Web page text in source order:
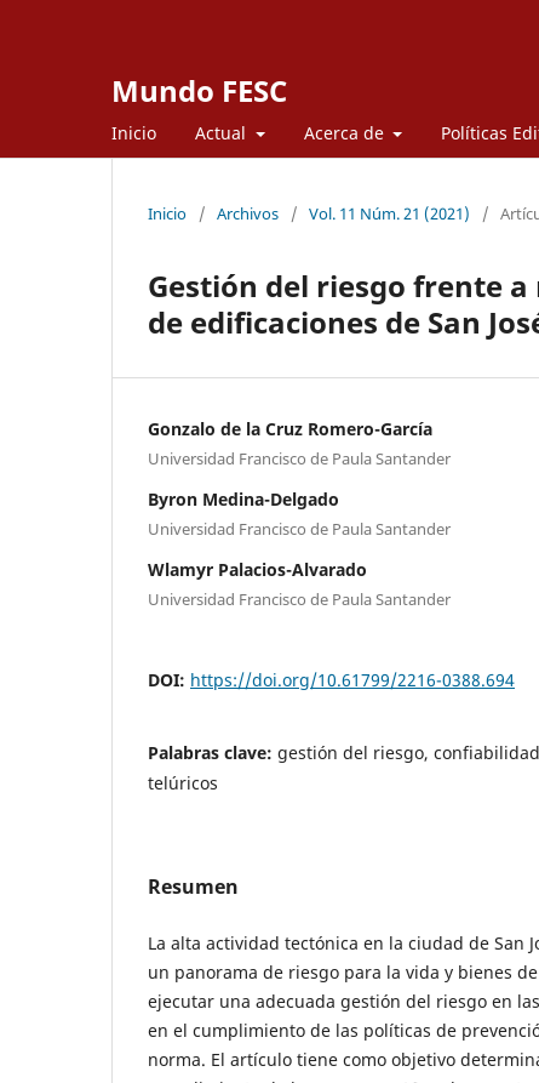
Mundo FESC
Inicio Actual Acerca de Políticas
Inicio / Archivos / Vol. 11 Núm. 21 (2021) /
Gestión del riesgo frente
de edificaciones de San
Gonzalo de la Cruz Romero-García
Universidad Francisco de Paula Santander
Byron Medina-Delgado
Universidad Francisco de Paula Santander
Wlamyr Palacios-Alvarado
Universidad Francisco de Paula Santander
DOI: https://doi.org/10.61799/2216-0388.694
Palabras clave: gestión del riesgo,
telúricos
Resumen
La alta actividad tectónica en la ciudad de San
un panorama de riesgo para la vida y bienes
ejecutar una adecuada gestión del riesgo en
en el cumplimiento de las políticas de
norma. El artículo tiene como objetivo